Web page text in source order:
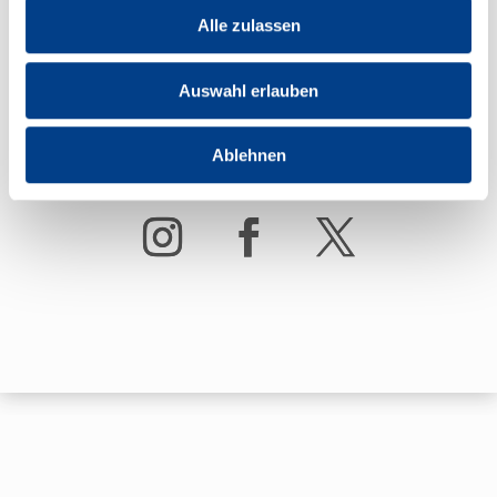
Alle zulassen
Auswahl erlauben
Ablehnen